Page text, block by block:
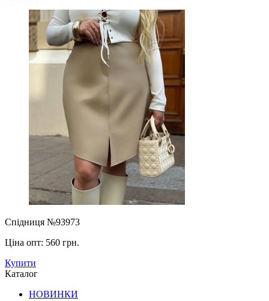
Спідниця №93973
Ціна опт: 560 грн.
Купити
Каталог
НОВИНКИ